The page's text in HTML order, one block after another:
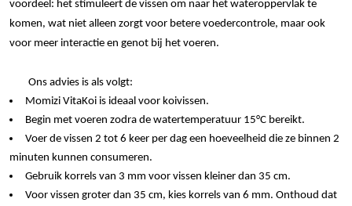
voordeel: het stimuleert de vissen om naar het wateroppervlak te
komen, wat niet alleen zorgt voor betere voedercontrole, maar ook
voor meer interactie en genot bij het voeren.
Ons advies is als volgt:
Momizi VitaKoi is ideaal voor koivissen.
Begin met voeren zodra de watertemperatuur 15°C bereikt.
Voer de vissen 2 tot 6 keer per dag een hoeveelheid die ze binnen 2
minuten kunnen consumeren.
Gebruik korrels van 3 mm voor vissen kleiner dan 35 cm.
Voor vissen groter dan 35 cm, kies korrels van 6 mm. Onthoud dat